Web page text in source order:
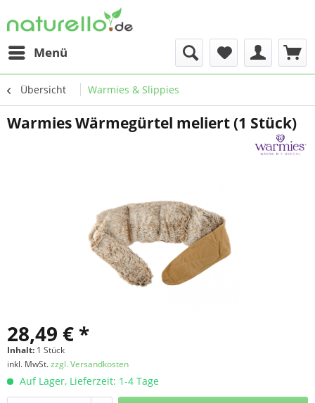
Menü
Übersicht Warmies & Slippies
Warmies Wärmegürtel meliert (1 Stück)
28,49 € *
Inhalt: 1 Stück
inkl. MwSt.zzgl. Versandkosten
Auf Lager, Lieferzeit: 1-4 Tage